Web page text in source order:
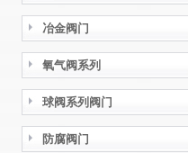
冶金阀门
氧气阀系列
球阀系列阀门
防腐阀门